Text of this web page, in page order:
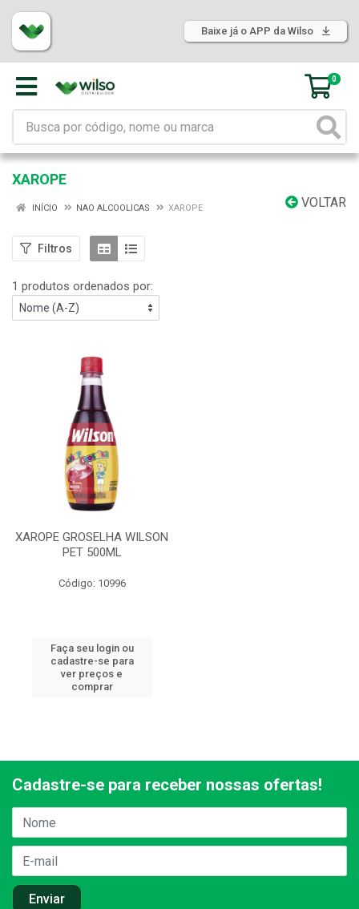
Baixe já o APP da Wilso
0
XAROPE
VOLTAR
INÍCIO NAO ALCOOLICAS XAROPE
Filtros
1 produtos ordenados por:
XAROPE GROSELHA WILSON
PET 500ML
Código: 10996
Faça seu login ou
cadastre-se para
ver preços e
comprar
Cadastre-se para receber nossas ofertas!